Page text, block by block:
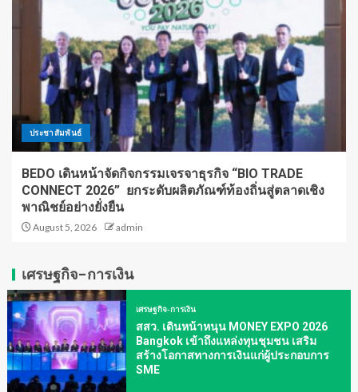
ประชาสัมพันธ์
BEDO เดินหน้าจัดกิจกรรมเจรจาธุรกิจ “BIO TRADE
CONNECT 2026” ยกระดับผลิตภัณฑ์ท้องถิ่นสู่ตลาดเชิง
พาณิชย์อย่างยั่งยืน
August 5, 2026 admin
เศรษฐกิจ-การเงิน
เศรษฐกิจ-การเงิน
สสว. เดินหน้าหนุน MONEY EXPO 2026
Bangkok เข้าถึงแหล่งทุนชุมชน เสริม
สร้างโอกาสทางการเงินแก่ผู้ประกอบการ
SME